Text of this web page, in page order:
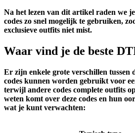
Na het lezen van dit artikel raden we
codes zo snel mogelijk te gebruiken,
exclusieve outfits niet mist.
Waar vind je de beste
Er zijn enkele grote verschillen tussen
codes kunnen worden gebruikt voor
terwijl andere codes complete outfits
weten komt over deze codes en hun
wat je kunt verwachten: